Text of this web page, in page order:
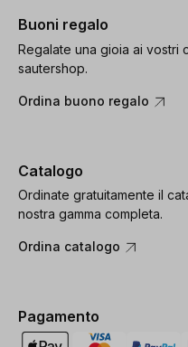
Buoni regalo
Regalate una gioia ai vostri
sautershop.
Ordina buono regalo
Catalogo
Ordinate gratuitamente il
nostra gamma completa.
Ordina catalogo
Pagamento